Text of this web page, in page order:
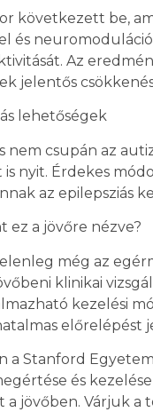
következett be,
és
Az
jelentős
lehetőségek
nem csupán az
is nyit. Érdekes
az epilepsziás
ez a jövőre nézve?
még az
klinikai
kezelési
előrelépést
a Stanford
és
a jövőben. Várjuk a